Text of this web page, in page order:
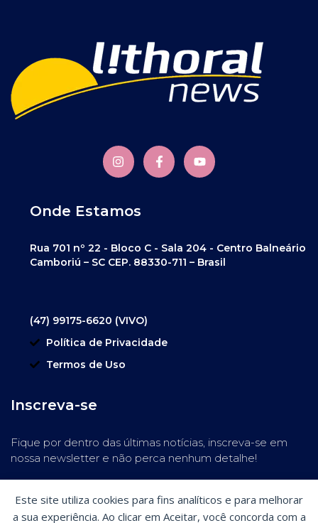
Este site utiliza cookies para fins analíticos e para melhorar
a sua experiência. Ao clicar em Aceitar, você concorda com a
Onde Estamos
Rua 701 nº 22 - Bloco C - Sala 204 - Centro Balneário
Camboriú – SC CEP. 88330-711 – Brasil
(47) 99175-6620 (VIVO)
Política de Privacidade
Termos de Uso
Inscreva-se
Fique por dentro das últimas notícias, inscreva-se em
nossa newsletter e não perca nenhum detalhe!